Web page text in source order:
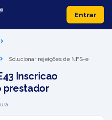
Entrar
Solucionar rejeições de NFS-e
Inscricao
prestador